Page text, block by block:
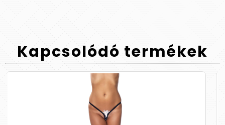
Kapcsolódó termékek